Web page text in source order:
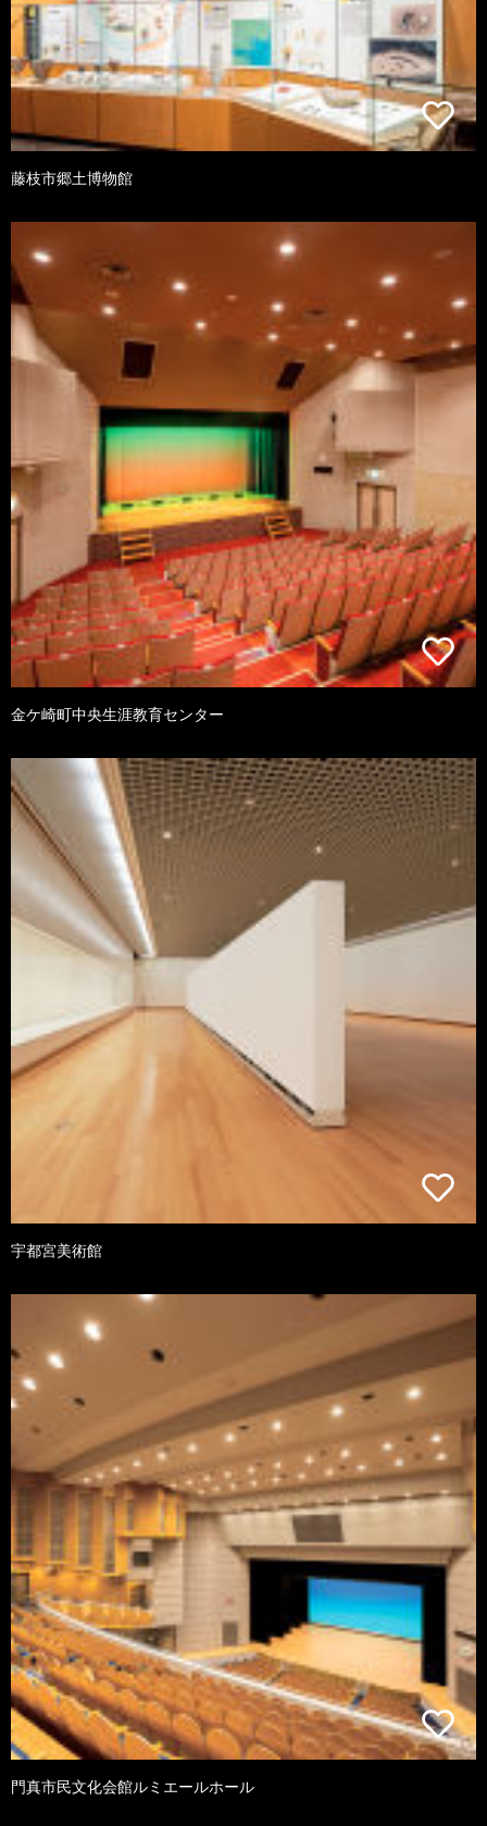
藤枝市郷土博物館
金ケ崎町中央生涯教育センター
宇都宮美術館
門真市民文化会館ルミエールホール